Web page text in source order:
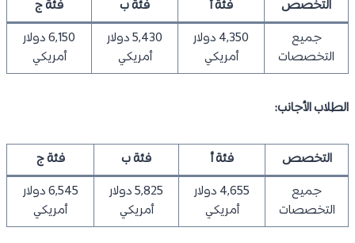
التخصص فئة أ فئة ب
فئة ج
جميع
التخصصات
4,350 دولار
أمريكي
5,430 دولار
أمريكي
6,150 دولار
أمريكي
الطلاب الأجانب:
التخصص فئة أ فئة ب
فئة ج
جميع
التخصصات
4,655 دولار
أمريكي
5,825 دولار
أمريكي
6,545 دولار
أمريكي